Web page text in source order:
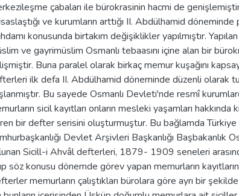
çabaları ile bürokrasinin hacmi de
ve kurumların arttığı II. Abdülhamid
konusunda birtakım değişiklikler yapılmıştır.
ve gayrimüslim Osmanlı tebaasını içine alan bir
Buna paralel olarak birkaç memur kuşağını
ilk defa II. Abdülhamid döneminde düzenli olarak
Bu sayede Osmanlı Devleti'nde resmî
sicil kayıtları onların mesleki yaşamları hakkında
bir defter serisini oluşturmuştur. Bu bağlamda Türkiye
Devlet Arşivleri Başkanlığı Başbakanlık
Sicill-i Ahvâl defterleri, 1879- 1909 seneleri
söz konusu dönemde görev yapan memurların
memurların çalıştıkları bürolara göre ayrı bir